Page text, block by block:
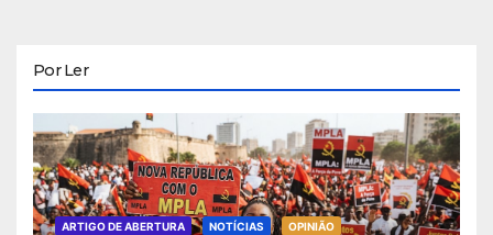
Por Ler
ARTIGO DE ABERTURA NOTÍCIAS OPINIÃO